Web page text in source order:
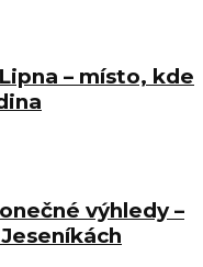
– místo, kde
výhledy –